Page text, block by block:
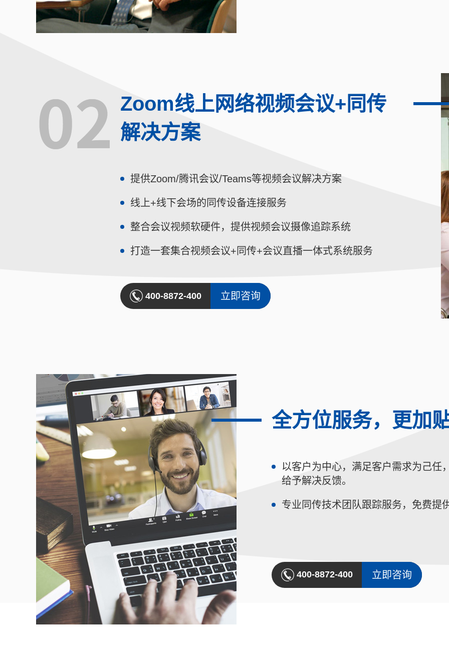
Zoom线上网络视频会议+同传
解决方案
提供Zoom/腾讯会议/Teams等视频会议解决方案
线上+线下会场的同传设备连接服务
整合会议视频软硬件，提供视频会议摄像追踪系统
打造一套集合视频会议+同传+会议直播一体式系统服务
400-8872-400 立即咨询
全方位服务，更加
以客户为中心，满足客户需求为己任
给予解决反馈。
专业同传技术团队跟踪服务，免费提
400-8872-400 立即咨询